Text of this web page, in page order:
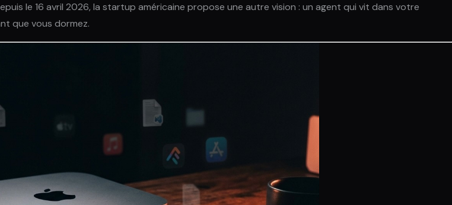
le 16 avril 2026, la startup américaine propose une autre vision : un agent qui vit dans votre
que vous dormez.